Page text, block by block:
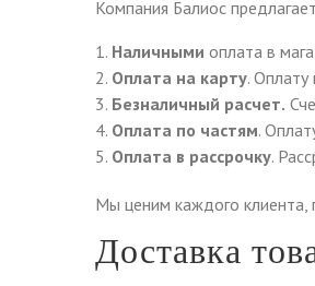
Компания Балиос
Наличными оплата в
Оплата на карту.
Безналичный расчет.
Оплата по частям.
Оплата в рассрочку.
Мы ценим каждого клиента,
Доставка